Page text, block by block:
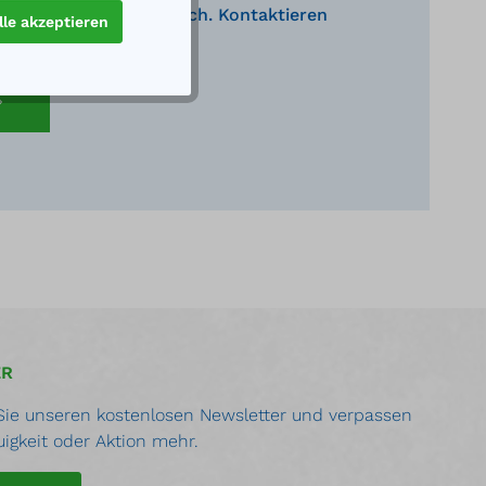
Produkte behilflich. Kontaktieren
unseren kostenlosen Newsletter und verpassen
oder Aktion mehr.
akzeptieren